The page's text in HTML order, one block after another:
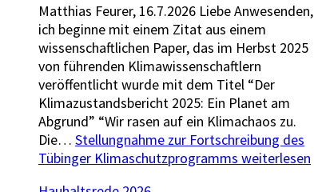
Matthias Feurer, 16.7.2026 Liebe Anwesenden,
ich beginne mit einem Zitat aus einem
wissenschaftlichen Paper, das im Herbst 2025
von führenden Klimawissenschaftlern
veröffentlicht wurde mit dem Titel “Der
Klimazustandsbericht 2025: Ein Planet am
Abgrund” “Wir rasen auf ein Klimachaos zu.
Die… Stellungnahme zur Fortschreibung des
Tübinger Klimaschutzprogramms weiterlesen